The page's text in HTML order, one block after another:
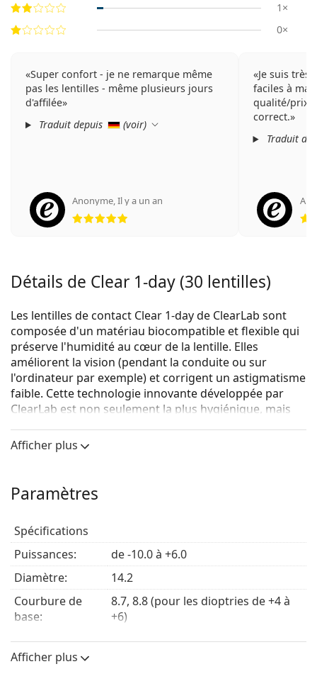
1×
0×
Super confort - je ne remarque même
pas les lentilles - même plusieurs jours
d'affilée
Traduit depuis
(voir)
Anonyme,Il y a un an
évaluation 5 sur 5
Je suis très
faciles à
qualité/prix
correct.
Traduit
Détails de Clear 1-day (30 lentilles)
Les lentilles de contact Clear 1-day de ClearLab sont
composée d'un matériau biocompatible et flexible qui
préserve l'humidité au cœur de la lentille. Elles
améliorent la vision (pendant la conduite ou sur
l'ordinateur par exemple) et corrigent un astigmatisme
faible. Cette technologie innovante développée par
ClearLab est non seulement la plus hygiénique, mais
Ceci est un dispositif médical. Lisez le mode d'emploi
Afficher plus
Paramètres
Spécifications
Puissances:
de -10.0 à +6.0
Diamètre:
14.2
Courbure de
base:
8.7, 8.8 (pour les dioptries de +4 à
+6)
Épaisseur
centrale:
0.090 mm
Afficher plus